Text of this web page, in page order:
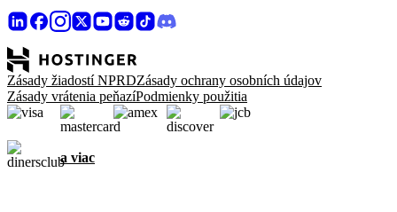
Zásady žiadostí NPRDZásady ochrany osobních údajov
Zásady vrátenia peňazíPodmienky použitia
a viac